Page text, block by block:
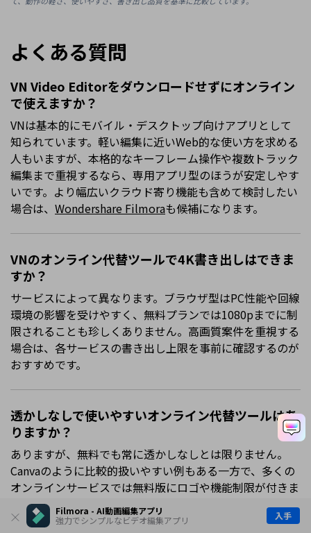
Filmora - AI動画編集アプリ
強力でシンプルなビデオ編集アプリ
入手
よくある質問
VN Video Editorをダウンロードせずにオンライン
で使えますか？
VNは基本的にモバイル・デスクトップ向けアプリとして
知られています。軽い編集に近いWeb的な使い方を求める
人もいますが、本格的なキーフレーム操作や複数トラック
編集まで重視するなら、専用アプリ型のほうが安定しやす
いです。より幅広いクラウド寄り機能も含めて検討したい
場合は、 Wondershare Filmoraも候補になります。
VNのオンライン代替ツールで4K書き出しはできま
すか？
サービスによって異なります。ブラウザ型はPC性能や回線
環境の影響を受けやすく、無料プランでは1080pまでに制
限されることも珍しくありません。高画質案件を重視する
場合は、各サービスの書き出し上限を事前に確認するのが
おすすめです。
透かしなしで使いやすいオンライン代替ツールはあ
りますか？
ありますが、無料でも常に透かしなしとは限りません。
Canvaのように比較的扱いやすい例もある一方で、多くの
オンラインサービスでは無料版にロゴや機能制限が付きま
す。用途と書き出し条件を見ながら選ぶのが安全です。